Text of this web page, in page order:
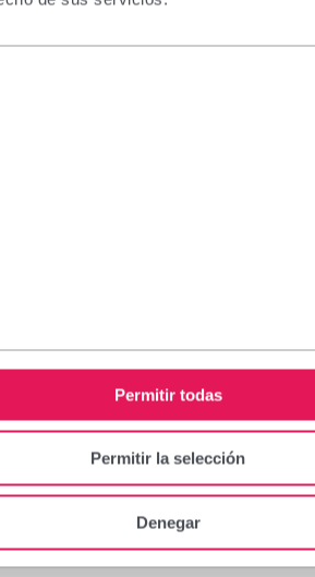
Permitir todas
Permitir la selección
Denegar
and Manuel Muñoz. Pharmaceuticals 2023, 16,